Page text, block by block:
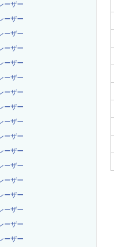
ーザー
ーザー
ーザー
ーザー
ーザー
ーザー
ーザー
ーザー
ーザー
ーザー
ーザー
ーザー
ーザー
ーザー
ーザー
ーザー
ーザー